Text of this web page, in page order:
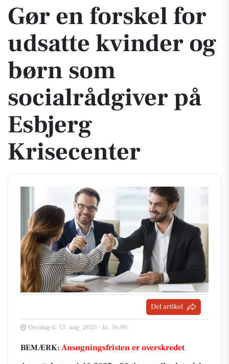
Gør en forskel for
udsatte kvinder og
børn som
socialrådgiver på
Esbjerg
Krisecenter
Del artikel
Onsdag d. 13. aug. 2025 - kl. 16:00
BEMÆRK: Ansøgningsfristen er overskredet